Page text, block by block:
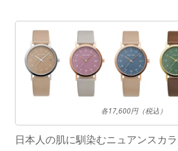
各17,600円（税込）
日本人の肌に馴染むニュアンスカ